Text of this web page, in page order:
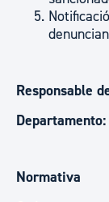
Responsable
Departamento:
Normativa